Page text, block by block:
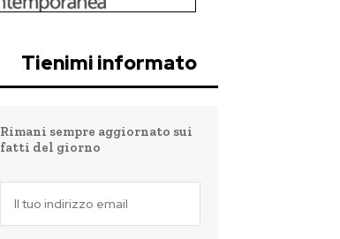
Tienimi informato
Rimani sempre aggiornato sui
fatti del giorno